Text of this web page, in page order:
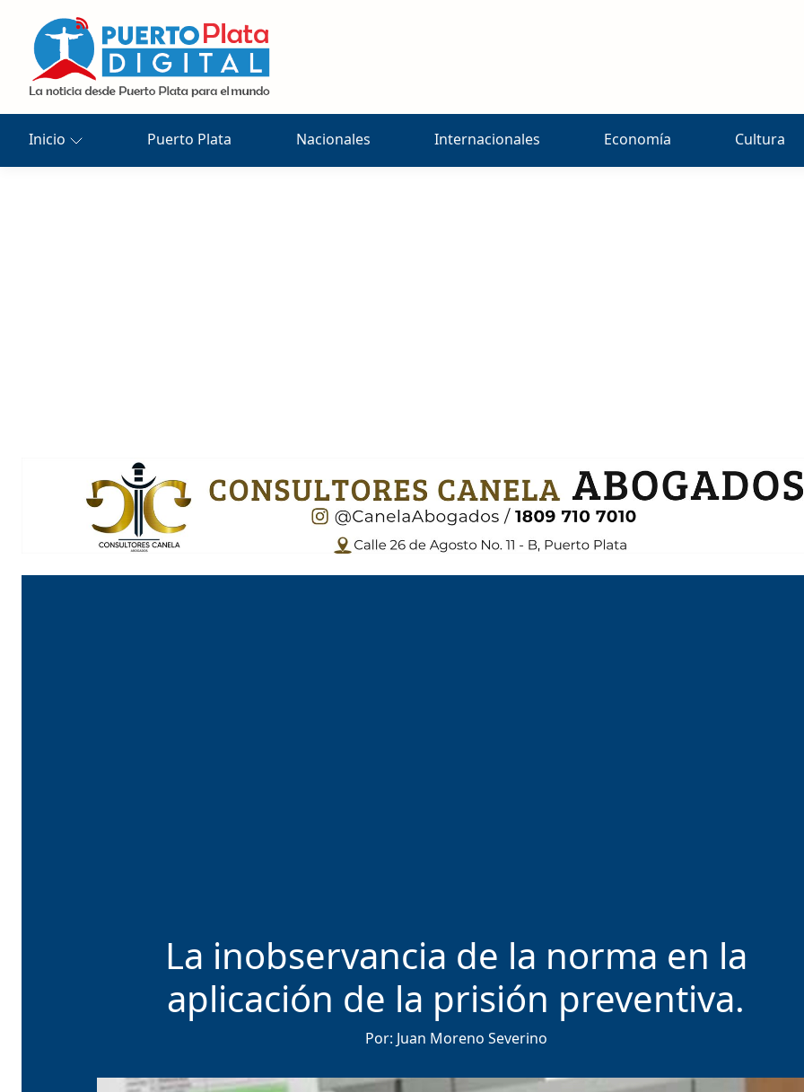
Inicio Puerto Plata Nacionales Internacionales Economía Cultura
La inobservancia de la norma en la
aplicación de la prisión preventiva.
Por: Juan Moreno Severino